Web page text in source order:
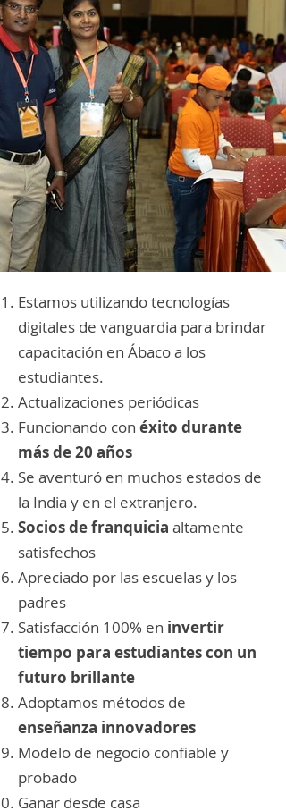
Estamos utilizando tecnologías
digitales de vanguardia para brindar
capacitación en Ábaco a los
estudiantes.
Actualizaciones periódicas
Funcionando con éxito durante
más de 20 años
Se aventuró en muchos estados de
la India y en el extranjero.
Socios de franquicia altamente
satisfechos
Apreciado por las escuelas y los
padres
Satisfacción 100% en invertir
tiempo para estudiantes con un
futuro brillante
Adoptamos métodos de
enseñanza innovadores
Modelo de negocio confiable y
probado
Ganar desde casa